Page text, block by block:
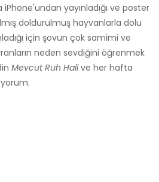
yayınladığı ve poster
doldurulmuş hayvanlarla dolu
için şovun çok samimi ve
neden sevdiğini öğrenmek
Mevcut Ruh Halive her hafta